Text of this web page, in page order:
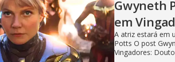
Gwyneth
em
A atriz estará em
Potts O post
Vingadores: